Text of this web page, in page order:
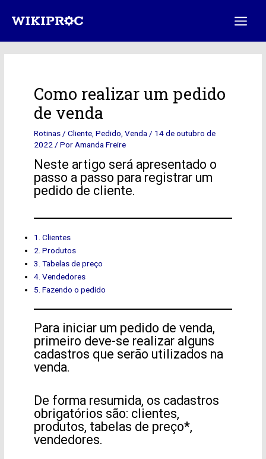
para
Como realizar um pedido
de venda
Rotinas /Cliente ,Pedido ,Venda / 14 de outubro de
2022 / Por Amanda Freire
Neste artigo será apresentado o
passo a passo para registrar um
pedido de cliente.
1. Clientes
2. Produtos
3. Tabelas de preço
4. Vendedores
5. Fazendo o pedido
Para iniciar um pedido de venda,
primeiro deve-se realizar alguns
cadastros que serão utilizados na
venda.
De forma resumida, os cadastros
obrigatórios são: clientes,
produtos, tabelas de preço*,
vendedores.
navigation